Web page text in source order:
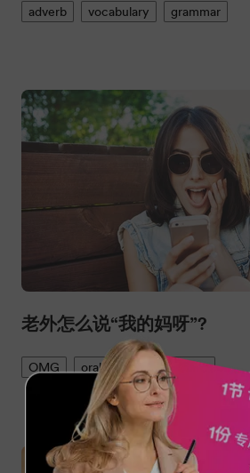
adverb vocabulary grammar
老外怎么说“我的妈呀”?
OMG oral English phrases